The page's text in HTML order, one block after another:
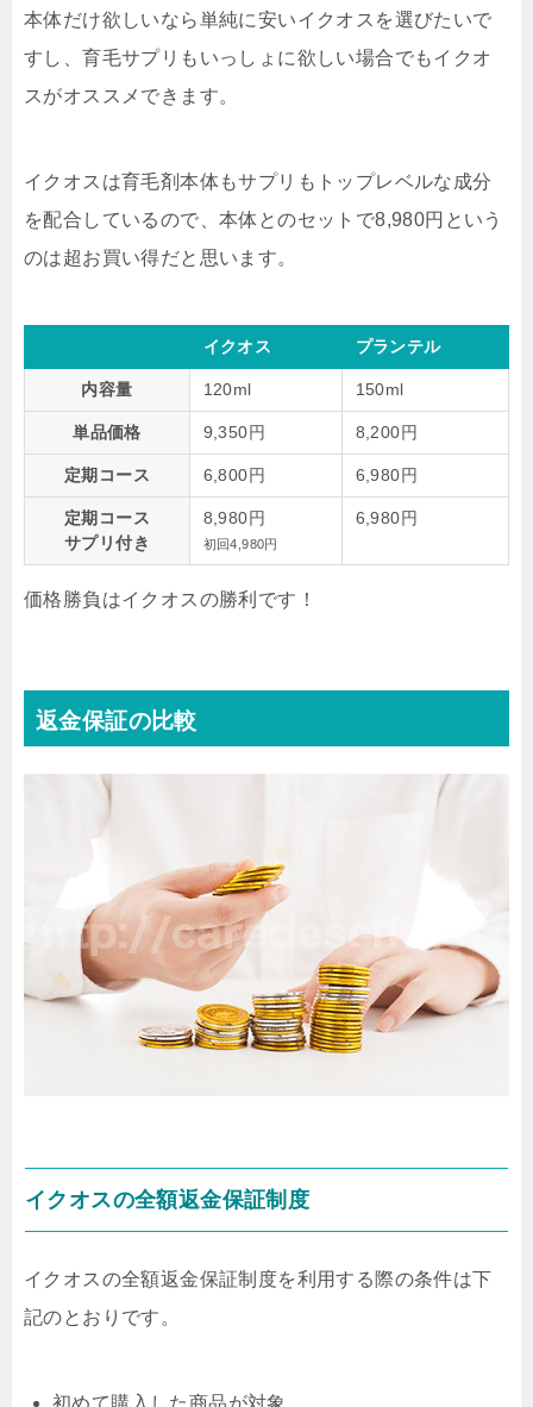
本体だけ欲しいなら単純に安いイクオスを選びたいで
すし、育毛サプリもいっしょに欲しい場合でもイクオ
スがオススメできます。
イクオスは育毛剤本体もサプリもトップレベルな成分
を配合しているので、本体とのセットで8,980円という
のは超お買い得だと思います。
イクオス プランテル
内容量 120ml 150ml
単品価格 9,350円 8,200円
定期コース 6,800円 6,980円
定期コース
サプリ付き
8,980円
初回4,980円
6,980円
価格勝負はイクオスの勝利です！
返金保証の比較
イクオスの全額返金保証制度
イクオスの全額返金保証制度を利用する際の条件は下
記のとおりです。